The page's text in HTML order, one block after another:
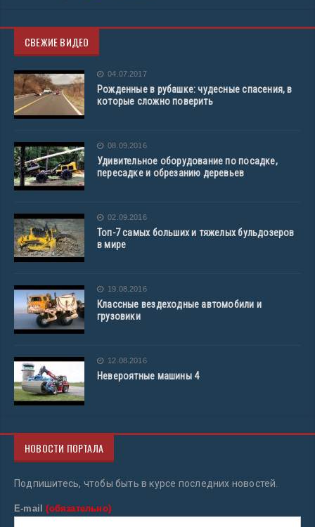
СВЕЖИЕ ВИДЕО
04.07.2017
Рожденные в рубашке: чудесные спасения, в
которые сложно поверить
08.09.2016
Удивительное оборудование по посадке,
пересадке и обрезанию деревьев
02.09.2016
Топ-7 самых больших и тяжелых бульдозеров
в мире
19.08.2016
Классные вездеходные автомобили и
грузовики
12.08.2016
Невероятные машины 4
НОВОСТИ ПОРТАЛА
Подпишитесь, чтобы быть в курсе последних новостей.
E-mail(обязательно)